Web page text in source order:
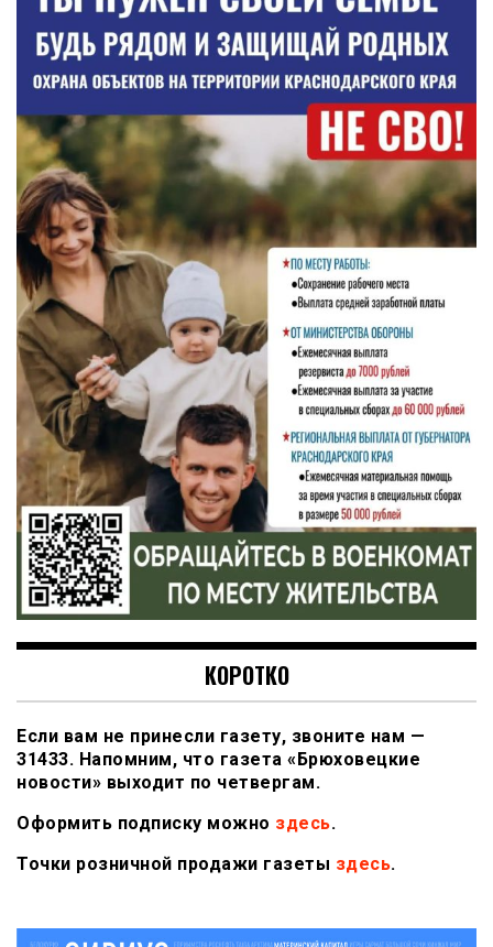
КОРОТКО
Если вам не принесли газету, звоните нам —
31433. Напомним, что газета «Брюховецкие
новости» выходит по четвергам.
Оформить подписку можно здесь.
Точки розничной продажи газеты здесь.